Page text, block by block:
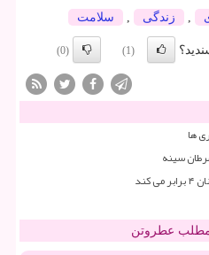
, زندگی , سلامت
(1)
(0)
ها
سینه
مطلب عطروتن